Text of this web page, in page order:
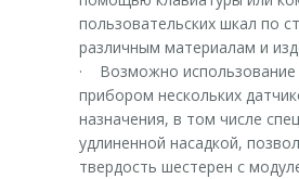
пользовательских шкал по
различным материалам и
· Возможно
прибором нескольких
назначения, в том числе
удлиненной насадкой,
твердость шестерен с